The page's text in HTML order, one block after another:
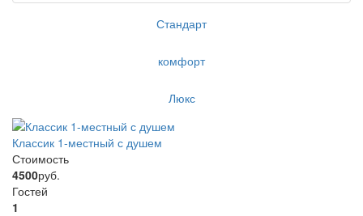
Стандарт
комфорт
Люкс
Классик 1-местный с душем
Стоимость
4500руб.
Гостей
1